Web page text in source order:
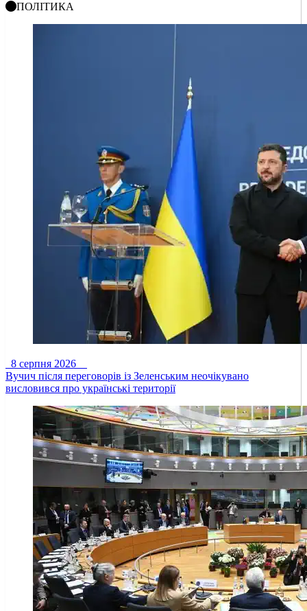
ПОЛІТИКА
8 серпня 2026
Вучич після переговорів із Зеленським неочікувано
висловився про українські території